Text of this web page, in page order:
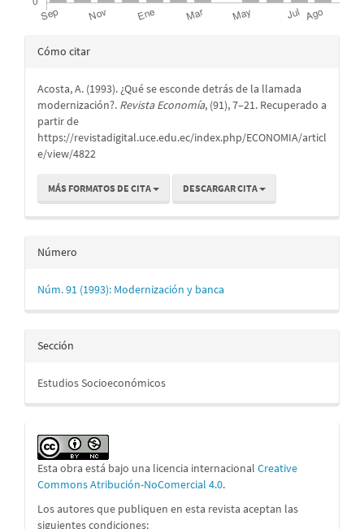
Detalles
artículo
Cómo citar
Acosta, A. (1993). ¿Qué se esconde detrás de la llamada
modernización?. Revista Economía, (91), 7–21. Recuperado a
partir de
https://revistadigital.uce.edu.ec/index.php/ECONOMIA/articl
e/view/4822
MÁS FORMATOS DE CITA DESCARGAR CITA
Número
Núm. 91 (1993): Modernización y banca
Sección
Estudios Socioeconómicos
Esta obra está bajo una licencia internacional Creative
Commons Atribución-NoComercial 4.0.
Los autores que publiquen en esta revista aceptan las
siguientes condiciones: